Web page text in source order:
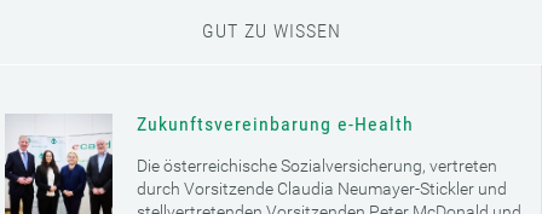
GUT ZU WISSEN
Zukunftsvereinbarung e-Health
Die österreichische Sozialversicherung, vertreten
durch Vorsitzende Claudia Neumayer-Stickler und